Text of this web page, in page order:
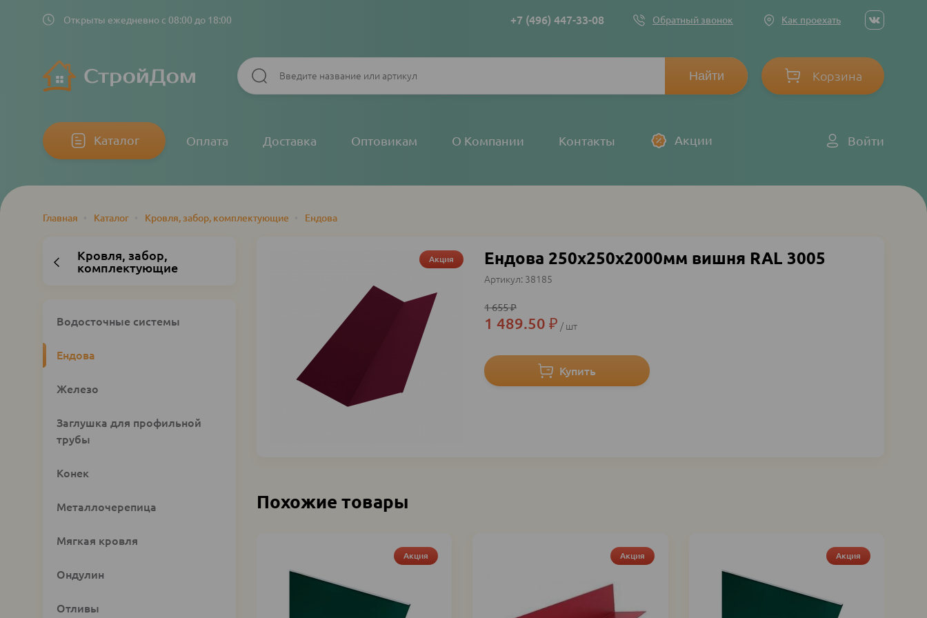
Открыты ежедневно с 08:00 до 18:00 +7 (496) 447-33-08 Обратный звонок Как проехать
Social
links
Корзина
Основная
навигация
Каталог Оплата Доставка Оптовикам О Компании Контакты Акции
LogВойти
Строка
Главная Каталог Кровля, забор, комплектующие Ендова
Кровля, забор,
комплектующие
Custom
block
Водосточные системы
Ендова
Железо
Заглушка для профильной
трубы
Конек
Металлочерепица
Мягкая кровля
Ондулин
Отливы
Акция Ендова 250х250х2000мм вишня RAL 3005
38185
1 655₽
1 489.50 ₽ шт
Похожие товары
Акция Акция Акция